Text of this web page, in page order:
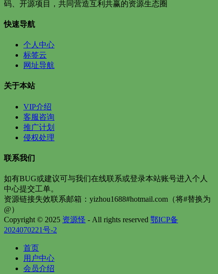
码、开源项目，共同营造互利共赢的资源生态圈
快速导航
个人中心
标签云
网址导航
关于本站
VIP介绍
客服咨询
推广计划
侵权处理
联系我们
如有BUG或建议可与我们在线联系或登录本站账号进入个人
中心提交工单。
资源链接失效联系邮箱：yizhou1688#hotmail.com（将#替换为
@）
Copyright © 2025 资源怪 - All rights reserved 鄂ICP备
2024070221号-2
首页
用户中心
会员介绍